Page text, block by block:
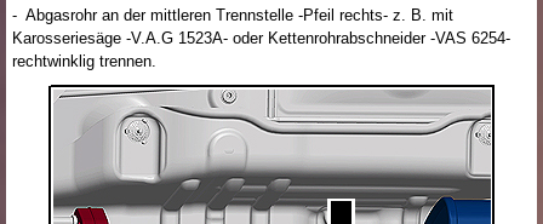
- Abgasrohr an der mittleren Trennstelle -Pfeil rechts- z. B. mit
Karosseriesäge -V.A.G 1523A- oder Kettenrohrabschneider -VAS 6254-
rechtwinklig trennen.